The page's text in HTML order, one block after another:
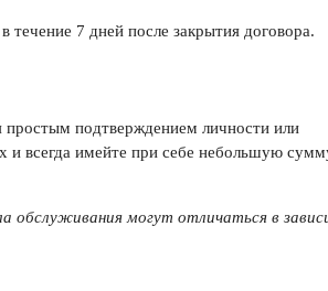
течение 7 дней после закрытия договора.
простым подтверждением личности или
и всегда имейте при себе небольшую
обслуживания могут отличаться в